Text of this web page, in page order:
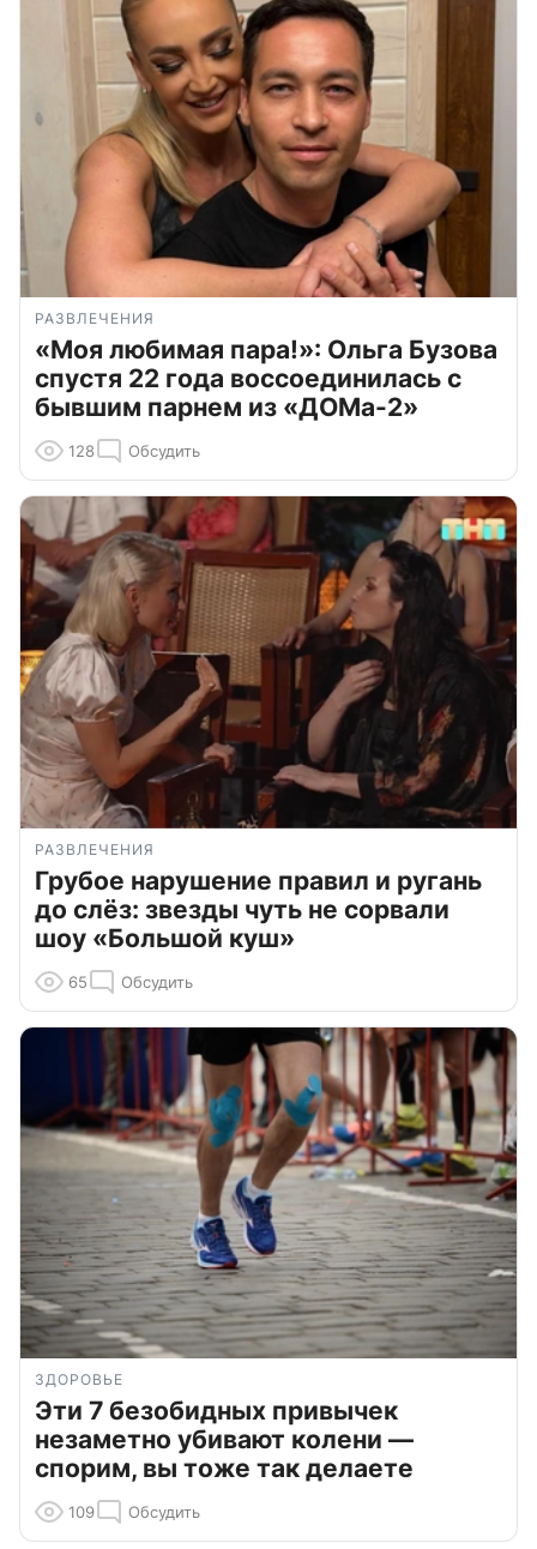
РАЗВЛЕЧЕНИЯ
«Моя любимая пара!»: Ольга Бузова
спустя 22 года воссоединилась с
бывшим парнем из «ДОМа-2»
128 Обсудить
РАЗВЛЕЧЕНИЯ
Грубое нарушение правил и ругань
до слёз: звезды чуть не сорвали
шоу «Большой куш»
65 Обсудить
ЗДОРОВЬЕ
Эти 7 безобидных привычек
незаметно убивают колени —
спорим, вы тоже так делаете
109 Обсудить